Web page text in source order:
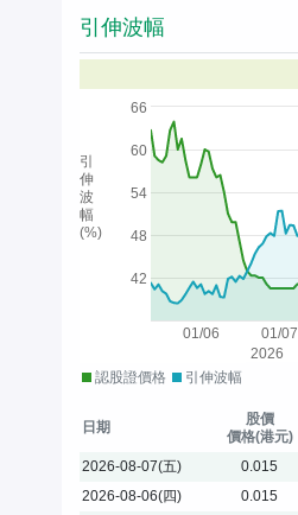
引伸波幅
01/06 01/07
42
48
54
60
66
2026
引
伸
波
幅
(%)
認股證價格 引伸波幅
日期
股價
價格(港元)
2026-08-07(五) 0.015
2026-08-06(四)
0.015